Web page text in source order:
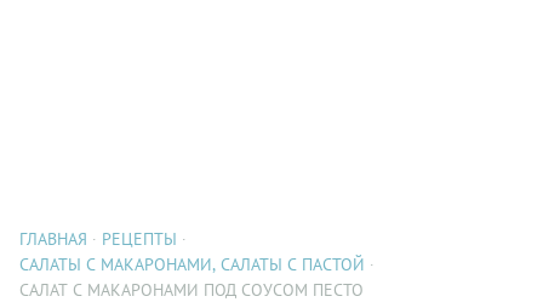
ГЛАВНАЯ
РЕЦЕПТЫ
САЛАТЫ С МАКАРОНАМИ, САЛАТЫ С ПАСТОЙ
САЛАТ С МАКАРОНАМИ ПОД СОУСОМ ПЕСТО